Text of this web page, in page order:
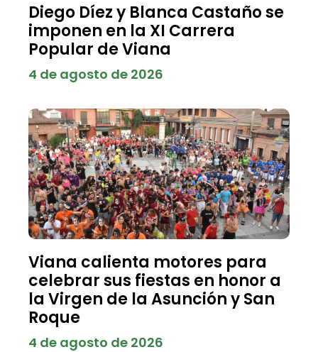
Diego Díez y Blanca Castaño se
imponen en la XI Carrera
Popular de Viana
4 de agosto de 2026
Viana calienta motores para
celebrar sus fiestas en honor a
la Virgen de la Asunción y San
Roque
4 de agosto de 2026